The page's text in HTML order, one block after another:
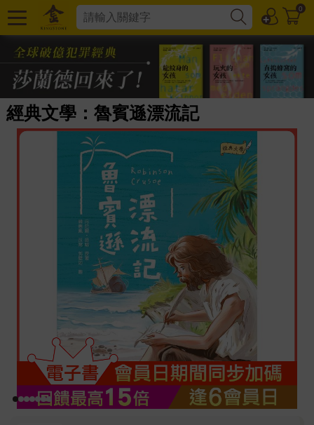
0
經典文學：魯賓遜漂流記